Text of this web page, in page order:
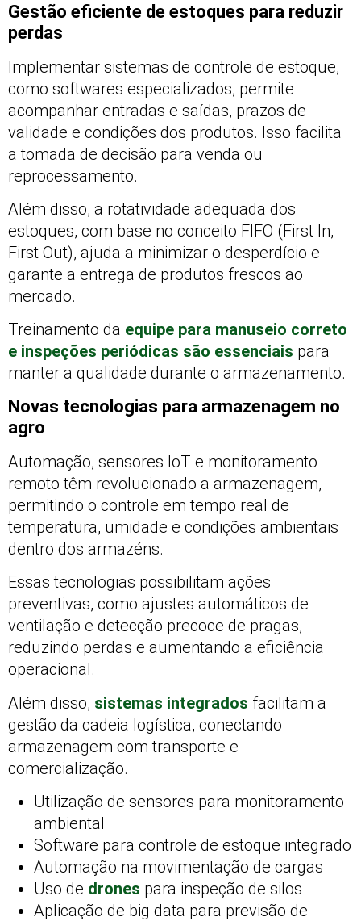
Gestão eficiente de estoques para reduzir
perdas
Implementar sistemas de controle de estoque,
como softwares especializados, permite
acompanhar entradas e saídas, prazos de
validade e condições dos produtos. Isso facilita
a tomada de decisão para venda ou
reprocessamento.
Além disso, a rotatividade adequada dos
estoques, com base no conceito FIFO (First In,
First Out), ajuda a minimizar o desperdício e
garante a entrega de produtos frescos ao
mercado.
Treinamento da equipe para manuseio correto
e inspeções periódicas são essenciais para
manter a qualidade durante o armazenamento.
Novas tecnologias para armazenagem no
agro
Automação, sensores IoT e monitoramento
remoto têm revolucionado a armazenagem,
permitindo o controle em tempo real de
temperatura, umidade e condições ambientais
dentro dos armazéns.
Essas tecnologias possibilitam ações
preventivas, como ajustes automáticos de
ventilação e detecção precoce de pragas,
reduzindo perdas e aumentando a eficiência
operacional.
Além disso, sistemas integrados facilitam a
gestão da cadeia logística, conectando
armazenagem com transporte e
comercialização.
Utilização de sensores para monitoramento
ambiental
Software para controle de estoque integrado
Automação na movimentação de cargas
Uso de drones para inspeção de silos
Aplicação de big data para previsão de